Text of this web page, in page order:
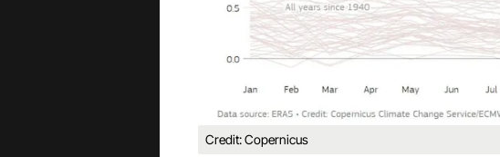
Credit: Copernicus